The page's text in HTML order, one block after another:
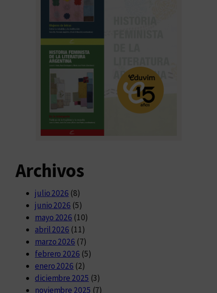
Archivos
julio 2026 (8)
junio 2026 (5)
mayo 2026 (10)
abril 2026 (11)
marzo 2026 (7)
febrero 2026 (5)
enero 2026 (2)
diciembre 2025 (3)
noviembre 2025 (7)